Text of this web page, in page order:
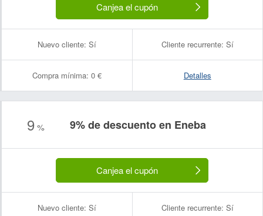
Canjea el cupón
Nuevo cliente: Sí Cliente recurrente: Sí
Compra mínima: 0 € Detalles
9% 9% de descuento en Eneba
Canjea el cupón
Nuevo cliente: Sí Cliente recurrente: Sí